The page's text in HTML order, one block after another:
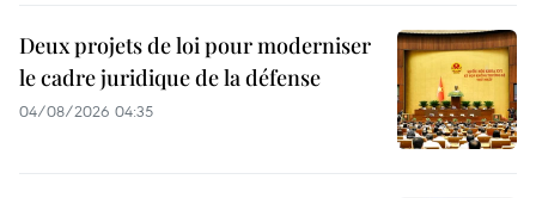
Deux projets de loi pour moderniser
le cadre juridique de la défense
04/08/2026 04:35